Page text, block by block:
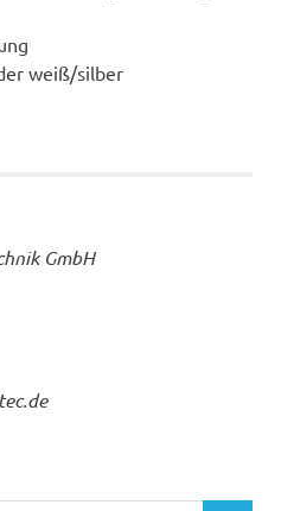
weiß/silber
GmbH